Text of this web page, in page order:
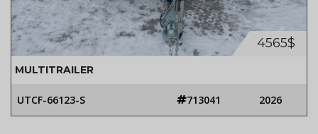
4565$
MULTITRAILER
UTCF-66123-S 713041 2026